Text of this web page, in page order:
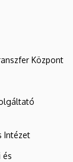
Központ
Intézet
és